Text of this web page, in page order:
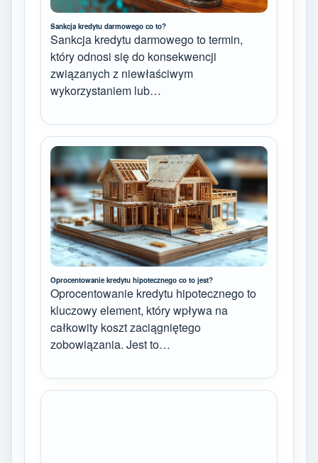
Sankcja kredytu darmowego co to?
Sankcja kredytu darmowego to termin,
który odnosi się do konsekwencji
związanych z niewłaściwym
wykorzystaniem lub…
Oprocentowanie kredytu hipotecznego co to jest?
Oprocentowanie kredytu hipotecznego to
kluczowy element, który wpływa na
całkowity koszt zaciągniętego
zobowiązania. Jest to…